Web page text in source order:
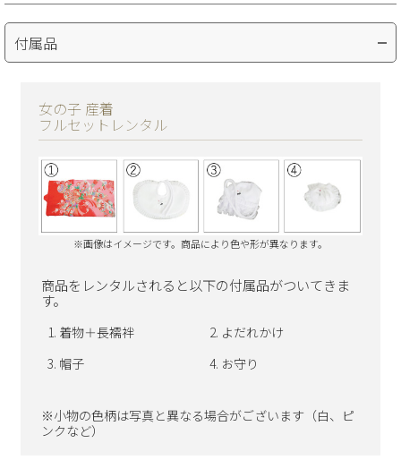
付属品
女の子 産着
フルセットレンタル
※画像はイメージです。商品により色や形が異なります。
商品をレンタルされると以下の付属品がついてきま
す。
着物＋長襦袢
よだれかけ
帽子
お守り
※小物の色柄は写真と異なる場合がございます（白、ピ
ンクなど）